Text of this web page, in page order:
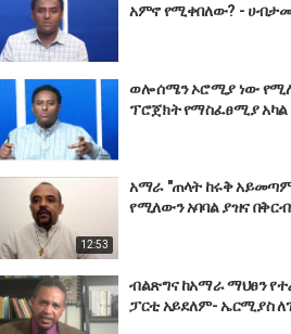
አምኖ የሚቀበለው? -
ወሎ ሰሜን ኦሮሚያ ነው
ፕሮጀክት የማስፈፀሚያ አካል
12:53
አማራ "ጠላት ከሩቅ
የሚለውን አባባል ያዝና
ብልጽግና ከአማራ ማህፀን
ፓርቲ አይደለም- ኤርሚያስ